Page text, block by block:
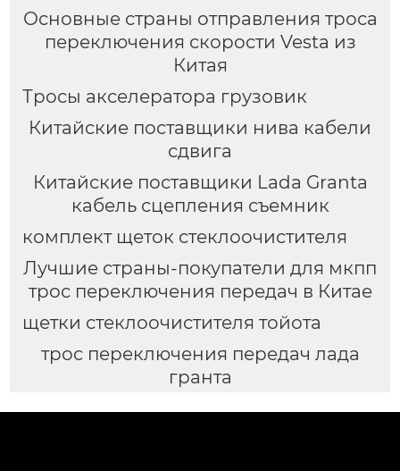
Основные страны отправления троса
переключения скорости Vesta из
Китая
Тросы акселератора грузовик
Китайские поставщики нива кабели
сдвига
Китайские поставщики Lada Granta
кабель сцепления съемник
комплект щеток стеклоочистителя
Лучшие страны-покупатели для мкпп
трос переключения передач в Китае
щетки стеклоочистителя тойота
трос переключения передач лада
гранта